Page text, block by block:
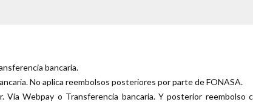
bancaria.
No aplica reembolsos posteriores por parte de FONASA.
Vía Webpay o Transferencia bancaria. Y posterior